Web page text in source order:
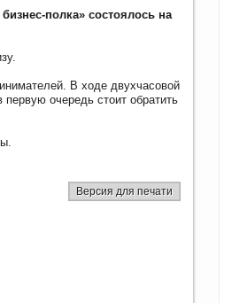
полка» состоялось на
В ходе двухчасовой
очередь стоит обратить
Версия для печати